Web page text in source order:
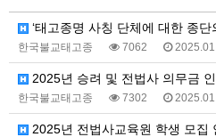
‘태고종명 사칭 단체에 대한 종단
한국불교태고종 7062
2025년 승려 및 전법사 의무금
한국불교태고종 7302
2025년 전법사교육원 학생 모집